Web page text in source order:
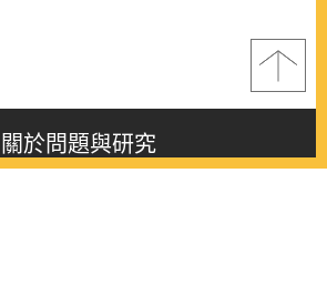
關於問題與研究
About this journal